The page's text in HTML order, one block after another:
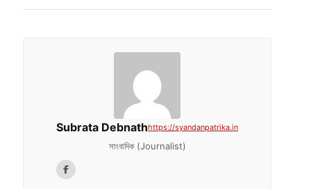
Subrata Debnathhttps://syandanpatrika.in
সাংবাদিক (Journalist)